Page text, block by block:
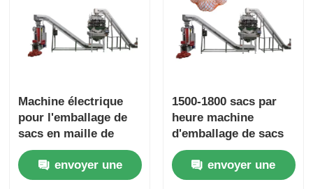
Machine électrique
pour l'emballage de
sacs en maille de
fruits et légumes
envoyer une
1500-1800 sacs par
heure machine
d'emballage de sacs
en maille en acier
inoxydable 5 kW
envoyer une